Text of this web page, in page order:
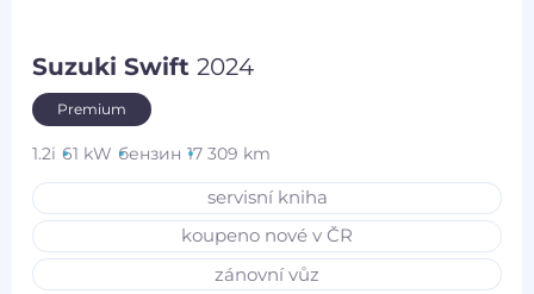
Suzuki Swift2024
Premium
1.2i 61 kW бензин 17 309 km
servisní kniha
koupeno nové v ČR
zánovní vůz